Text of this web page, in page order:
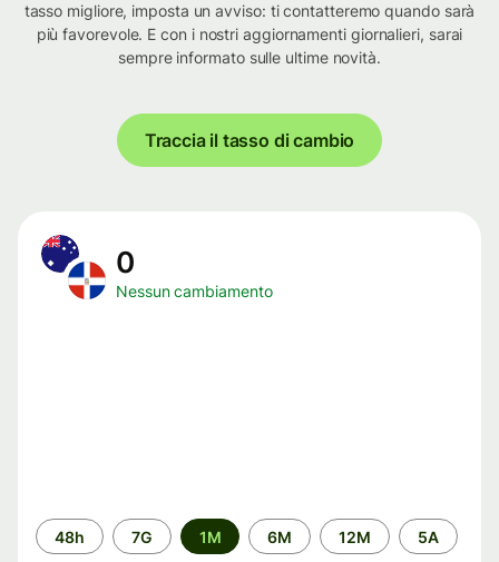
tasso migliore, imposta un avviso: ti contatteremo quando sarà
più favorevole. E con i nostri aggiornamenti giornalieri, sarai
sempre informato sulle ultime novità.
Traccia il tasso di cambio
0
Nessun cambiamento
Periodo
di
48h 7G 1M 6M 12M 5A